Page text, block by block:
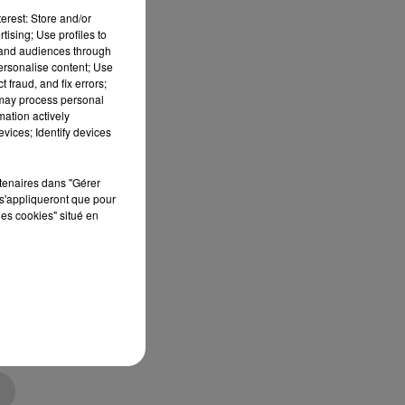
Store and/or
Use profiles to
audiences through
content; Use
fraud, and fix errors;
process personal
actively
Identify devices
dans "Gérer
que pour
cookies" situé en